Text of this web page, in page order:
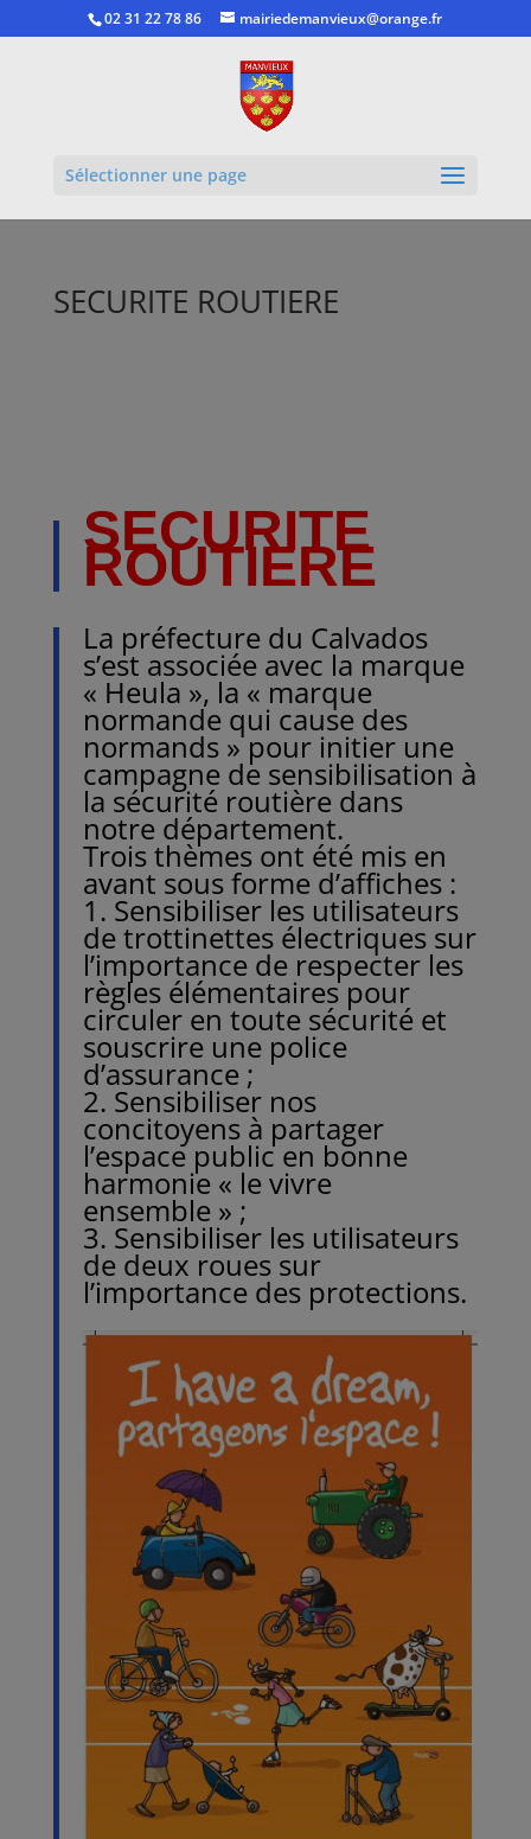
02 31 22 78 86 mairiedemanvieux@orange.fr
Sélectionner une page
SECURITE ROUTIERE
SECURITE
ROUTIERE
La préfecture du Calvados
s’est associée avec la marque
« Heula », la « marque
normande qui cause des
normands » pour initier une
campagne de sensibilisation à
la sécurité routière dans
notre département.
Trois thèmes ont été mis en
avant sous forme d’affiches :
1. Sensibiliser les utilisateurs
de trottinettes électriques sur
l’importance de respecter les
règles élémentaires pour
circuler en toute sécurité et
souscrire une police
d’assurance ;
2. Sensibiliser nos
concitoyens à partager
l’espace public en bonne
harmonie « le vivre
ensemble » ;
3. Sensibiliser les utilisateurs
de deux roues sur
l’importance des protections.